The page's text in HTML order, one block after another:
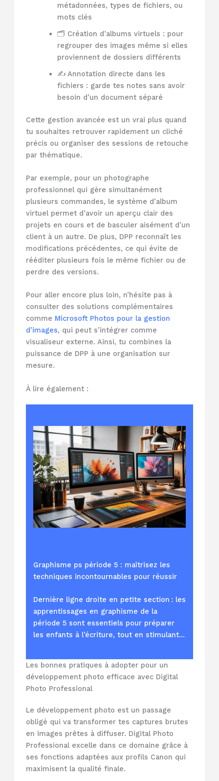
métadonnées, types de fichiers, ou
mots clés
🗂️ Création d’albums virtuels : pour
regrouper des images même si elles
proviennent de dossiers différents
✍️ Annotation directe dans les
fichiers : garde tes notes sans avoir
besoin d’un document séparé
Cette gestion avancée est un vrai plus quand
tu souhaites retrouver rapidement un cliché
précis ou organiser des sessions de retouche
par thématique.
Par exemple, pour un photographe
professionnel qui gère simultanément
plusieurs commandes, le système d’album
virtuel permet d’avoir un aperçu clair des
projets en cours et de basculer aisément d’un
client à un autre. De plus, DPP reconnaît les
modifications précédentes, ce qui évite de
rééditer plusieurs fois le même fichier ou de
perdre des versions.
Pour aller encore plus loin, n’hésite pas à
consulter des solutions complémentaires
comme Microsoft Photos pour la gestion
d’images, qui peut s’intégrer comme
visualiseur externe. Ainsi, tu combines la
puissance de DPP à une organisation sur
mesure.
À lire également :
Graphisme ps période 5 : maîtrisez les
techniques incontournables pour réussir
Dernière ligne droite en petite section : les
apprentissages en graphisme de la
période 5 sont essentiels pour préparer
les enfants à l’écriture, tout en stimulant…
Les bonnes pratiques à adopter pour un
développement photo efficace avec Digital
Photo Professional
Le développement photo est un passage
obligé qui va transformer tes captures brutes
en images prêtes à diffuser. Digital Photo
Professional excelle dans ce domaine grâce à
ses fonctions adaptées aux profils Canon qui
maximisent la qualité finale.